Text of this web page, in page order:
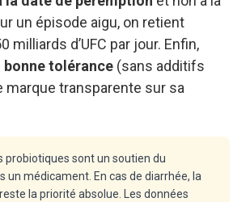
un épisode aigu, on retient
milliards d’UFC par jour. Enfin,
bonne tolérance (sans additifs
marque transparente sur sa
probiotiques sont un soutien du
un médicament. En cas de diarrhée, la
la priorité absolue. Les données